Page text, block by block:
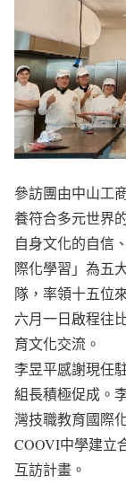
參訪團由中山工
養符合多元世界
自身文化的自信
際化學習」為五
隊，率領十五位
六月一日啟程往
育文化交流。
李昱平感謝現任
組長積極促成。
灣技職教育國際
COOVI中學建立
互訪計畫。